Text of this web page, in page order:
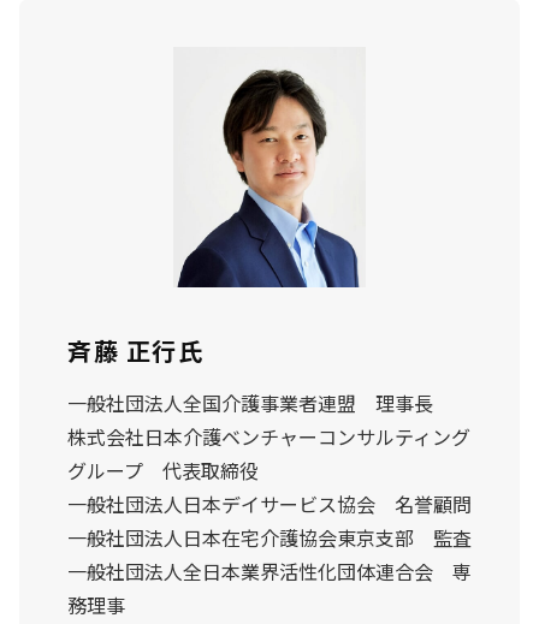
斉藤 正行氏
一般社団法人全国介護事業者連盟 理事長
株式会社日本介護ベンチャーコンサルティング
グループ 代表取締役
一般社団法人日本デイサービス協会 名誉顧問
一般社団法人日本在宅介護協会東京支部 監査
一般社団法人全日本業界活性化団体連合会 専
務理事